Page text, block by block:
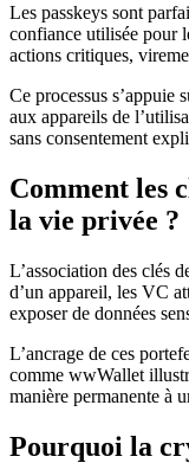
Les passkeys sont
confiance utilisée pour
actions critiques,
Ce processus
aux appareils de
sans consentement
Comment les
la vie privée ?
L’association des clés
d’un appareil, les VC
exposer de données
L’ancrage de ces
comme wwWallet
manière permanente à
Pourquoi la